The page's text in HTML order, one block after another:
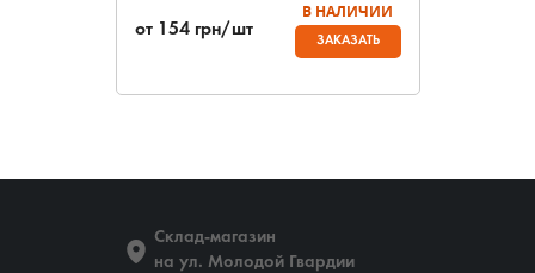
от 154 грн/шт
В НАЛИЧИИ
ЗАКАЗАТЬ
Склад-магазин
на ул. Молодой Гвардии